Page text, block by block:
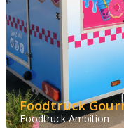
Foodtruck
Foodtruck Ambition